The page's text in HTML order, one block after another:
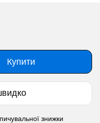
Купити
знижки